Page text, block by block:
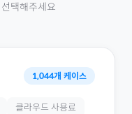
택해주세요
1,044개 케이스
클라우드 사용료